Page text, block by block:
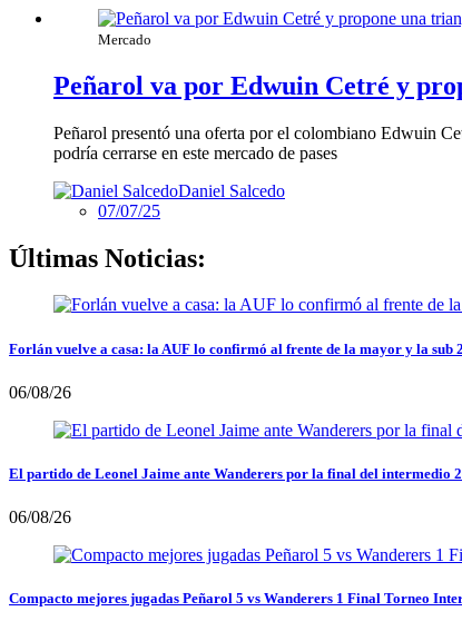
Mercado
Peñarol va por Edwuin Cetré y
Peñarol presentó una oferta por el colombiano Edwuin
podría cerrarse en este mercado de pases
Daniel Salcedo
07/07/25
Últimas Noticias:
Forlán vuelve a casa: la AUF lo confirmó al frente de la mayor y la sub
06/08/26
El partido de Leonel Jaime ante Wanderers por la final del intermedio
06/08/26
Compacto mejores jugadas Peñarol 5 vs Wanderers 1 Final Torneo